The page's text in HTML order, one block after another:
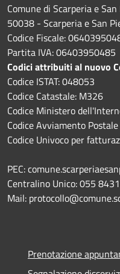
Comune di Scarperia e
50038 - Scarperia e San
Codice Fiscale:
Partita IVA: 06403950485
Codici attribuiti al nuovo
Codice ISTAT: 048053
Codice Catastale: M326
Codice Ministero
Codice Avviamento
Codice Univoco per
PEC:
Centralino Unico: 055
Mail:
Prenotazione